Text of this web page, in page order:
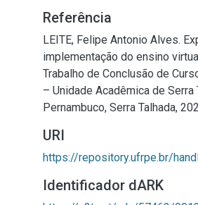
Referência
LEITE, Felipe Antonio Alves.
implementação do ensino
Trabalho de Conclusão de
– Unidade Acadêmica de
Pernambuco, Serra Talhada,
URI
https://repository.ufrpe.br/
Identificador dARK